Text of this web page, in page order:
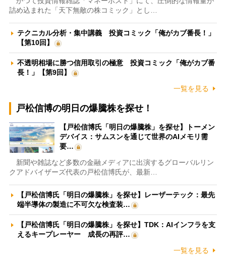
詰め込まれた「天下無敵の株コミック」とし…
テクニカル分析・集中講義 投資コミック「俺がカブ番長！」
【第10回】
不透明相場に勝つ信用取引の極意 投資コミック「俺がカブ番
長！」【第9回】
一覧を見る
戸松信博の明日の爆騰株を探せ！
【戸松信博氏「明日の爆騰株」を探せ】トーメン
デバイス：サムスンを通じて世界のAIメモリ需
要…
新聞や雑誌など多数の金融メディアに出演するグローバルリン
クアドバイザーズ代表の戸松信博氏が、最新…
【戸松信博氏「明日の爆騰株」を探せ】レーザーテック：最先
端半導体の製造に不可欠な検査装…
【戸松信博氏「明日の爆騰株」を探せ】TDK：AIインフラを支
えるキープレーヤー 成長の再評…
一覧を見る